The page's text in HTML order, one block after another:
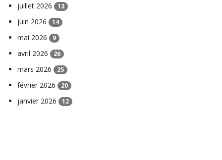
juillet 2026 13
juin 2026 14
mai 2026 9
avril 2026 26
mars 2026 25
février 2026 20
janvier 2026 12